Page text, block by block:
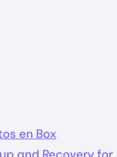
en Box